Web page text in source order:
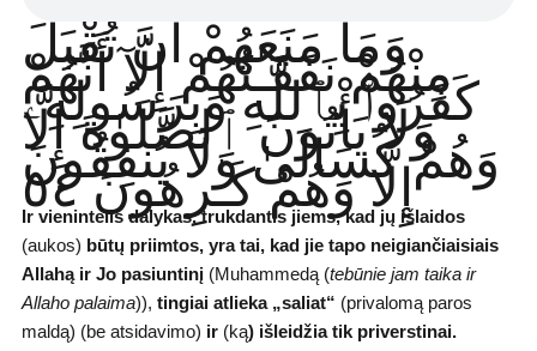
وَمَا مَنَعَهُمْ أَن تُقْبَلَ
مِنْهُمْ نَفَقَـٰتُهُمْ إِلَّآ أَنَّهُمْ
كَفَرُوا۟ بِٱللَّهِ وَبِرَسُولِهِۦ
وَلَا يَأْتُونَ ٱلصَّلَوٰةَ إِلَّا
وَهُمْ كُسَالَىٰ وَلَا يُنفِقُونَ
إِلَّا وَهُمْ كَـٰرِهُونَ ٥٤
Ir vienintelis dalykas, trukdantis jiems, kad jų išlaidos
(aukos) būtų priimtos, yra tai, kad jie tapo neigiančiaisiais
Allahą ir Jo pasiuntinį(Muhammedą (tebūnie jam taika ir
Allaho palaima)), tingiai atlieka „saliat“ (privalomą paros
maldą) (be atsidavimo) ir(ką) išleidžia tik priverstinai.